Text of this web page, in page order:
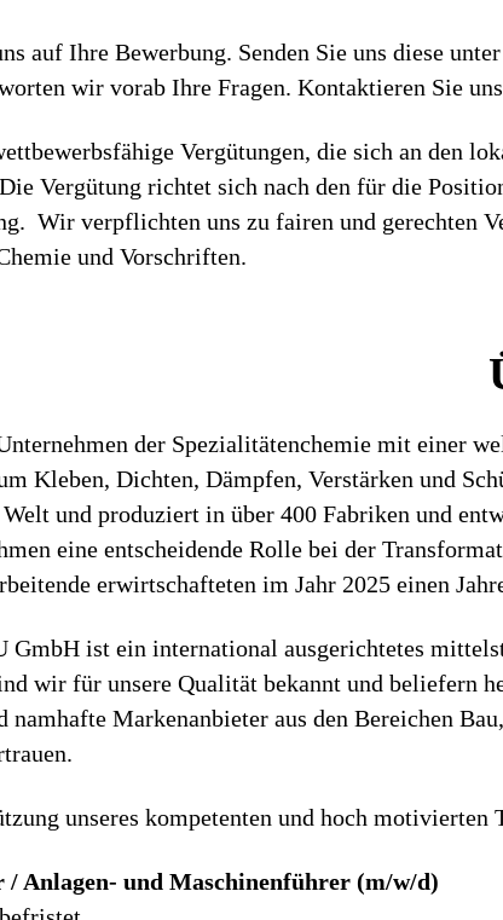
auf Ihre Bewerbung. Senden Sie uns diese
wir vorab Ihre Fragen. Kontaktieren Sie
Vergütungen, die sich an den
Vergütung richtet sich nach den für die
Wir verpflichten uns zu fairen und gerechten
und Vorschriften.
der Spezialitätenchemie mit einer
Kleben, Dichten, Dämpfen, Verstärken und
und produziert in über 400 Fabriken und
eine entscheidende Rolle bei der
erwirtschafteten im Jahr 2025 einen
GmbH ist ein international ausgerichtetes
wir für unsere Qualität bekannt und beliefern
namhafte Markenanbieter aus den Bereichen
unseres kompetenten und hoch motivierten
/ Anlagen- und Maschinenführer (m/w/d)